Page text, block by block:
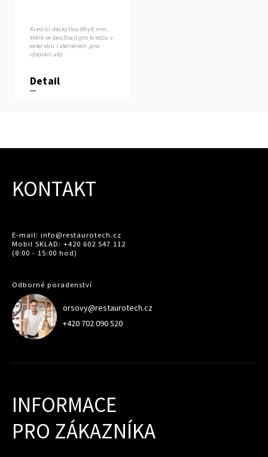
Detail
Kreslící desky tloušťky 8 mm,
které se používají pro kresbu v
exteriéru i ateliérech, pro
rýsování atd.
KONTAKT
E-mail: info@restaurotech.cz
Mobil SKLAD: +420 602 547 112
(8:00 - 15:00 hod)
Odborné poradenství
orsovy@restaurotech.cz
+420 702 090 520
INFORMACE
PRO ZÁKAZNÍKA